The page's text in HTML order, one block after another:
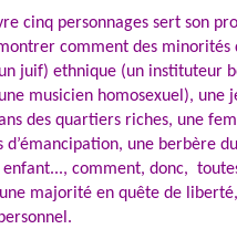
cinq personnages sert son
comment des minorités
juif) ethnique (un instituteur
musicien homosexuel), une
des quartiers riches, une
d’émancipation, une berbère
enfant..., comment, donc,
majorité en quête de liberté,